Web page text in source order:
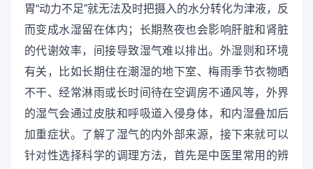
胃“动力不足”就无法及时把摄入的水分转化为津液，反
而变成水湿留在体内；长期熬夜也会影响肝脏和肾脏
的代谢效率，间接导致湿气难以排出。外湿则和环境
有关，比如长期住在潮湿的地下室、梅雨季节衣物晒
不干、经常淋雨或长时间待在空调房不通风等，外界
的湿气会通过皮肤和呼吸道入侵身体，和内湿叠加后
加重症状。了解了湿气的内外部来源，接下来就可以
针对性选择科学的调理方法，首先是中医里常用的辨